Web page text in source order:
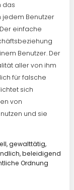
das
jedem Benutzer
einfache
Benutzer. Der
aller von ihm
für falsche
sich
von
und sie
gewalttätig,
beleidigend
Ordnung